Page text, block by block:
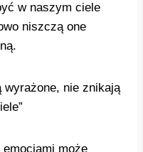
w naszym ciele
niszczą one
wyrażone, nie znikają
emocjami może